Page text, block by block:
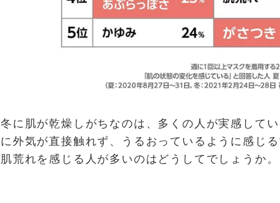
冬に肌が乾燥しがちなのは、多くの人が実感して
に外気が直接触れず、うるおっているように感じる
肌荒れを感じる人が多いのはどうしてでしょうか。